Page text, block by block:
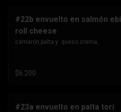
#22b envuelto en salmón ebi
roll cheese
camarón,palta y  queso crema.
$6.200
#23a envuelto en palta tori